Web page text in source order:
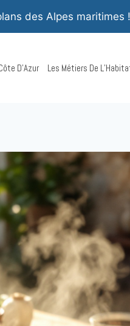
des Alpes maritimes !
D’Azur Les Métiers De